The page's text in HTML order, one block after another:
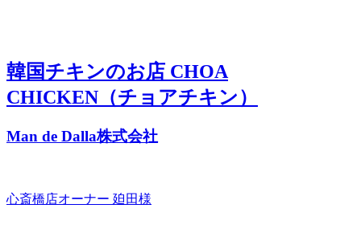
韓国チキンのお店 CHOA
CHICKEN（チョアチキン）
Man de Dalla株式会社
心斎橋店オーナー 廹田様